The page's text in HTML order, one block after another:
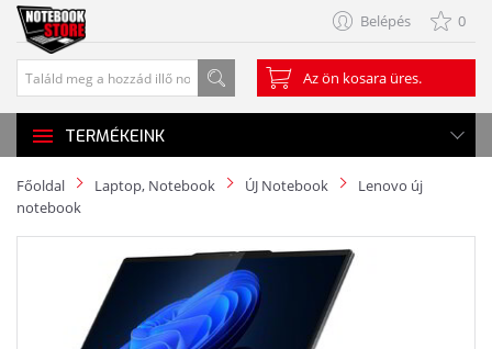
Belépés 0
Az ön kosara üres.
TERMÉKEINK
Főoldal Laptop, Notebook ÚJ Notebook
Lenovo új
notebook